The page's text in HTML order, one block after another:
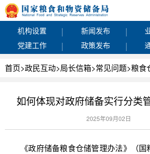
机构设置 | 新闻发布 |
党建工作
| 政策发布 |
首页>政民互动>局长信箱>常见问题>粮食
如何体现对政府储备实行分类
2025年09月02日
《政府储备粮食仓储管理办法》（